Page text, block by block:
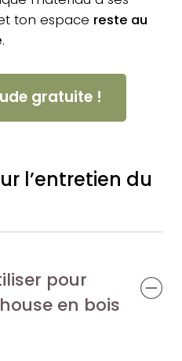
ton espace reste au
.
gratuite !
l’entretien du
pour
en bois